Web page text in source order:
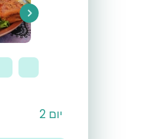
Next
יום 2